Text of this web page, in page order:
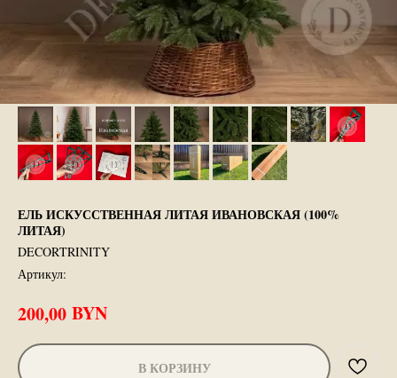
ЕЛЬ ИСКУССТВЕННАЯ ЛИТАЯ ИВАНОВСКАЯ (100%
ЛИТАЯ)
DECORTRINITY
Артикул:
200,00 BYN
В КОРЗИНУ